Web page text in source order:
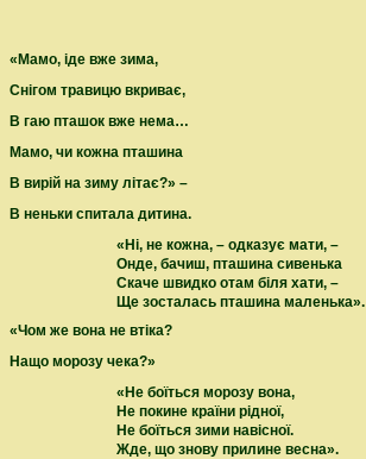
«Мамо, іде вже зима,
Снігом травицю вкриває,
В гаю пташок вже нема…
Мамо, чи кожна пташина
В вирій на зиму літає?» –
В неньки спитала дитина.
«Ні, не кожна, – одказує мати, –
Онде, бачиш, пташина сивенька
Скаче швидко отам біля хати, –
Ще зосталась пташина маленька».
«Чом же вона не втіка?
Нащо морозу чека?»
«Не боїться морозу вона,
Не покине країни рідної,
Не боїться зими навісної.
Жде, що знову прилине весна».